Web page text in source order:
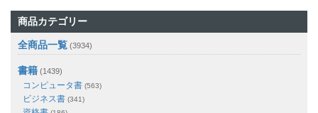
商品カテゴリー
全商品一覧 (3934)
書籍 (1439)
コンピュータ書 (563)
ビジネス書 (341)